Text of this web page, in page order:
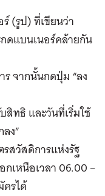
(รูป) ที่เขียนว่า
ดแบนเนอร์คล้ายกัน
ร จากนั้นกดปุ่ม “ลง
สิทธิ และวันที่เริ่มใช้
ง”
สวัสดิการแห่งรัฐ
เหนือเวลา 06.00 –
รได้